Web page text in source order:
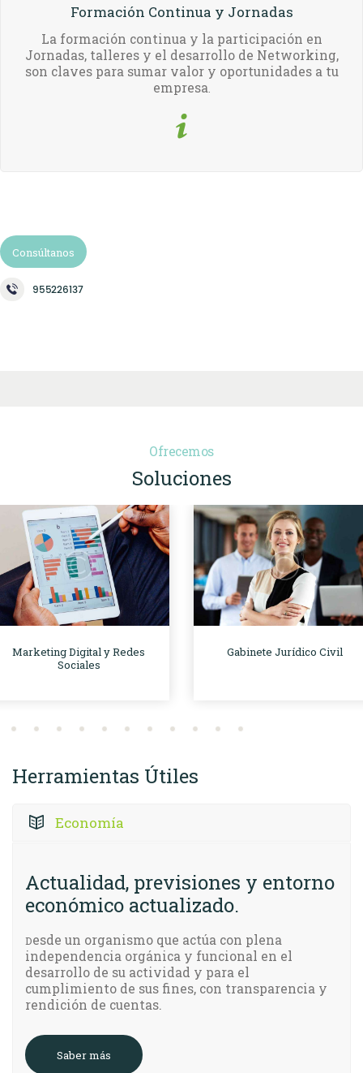
Formación Continua y Jornadas
La formación continua y la participación en
Jornadas, talleres y el desarrollo de Networking,
son claves para sumar valor y oportunidades a tu
empresa.
Consúltanos
955226137
Ofrecemos
Soluciones
Marketing Digital y Redes
Sociales
Gabinete Jurídico Civil
Herramientas Útiles
Economía
Actualidad, previsiones y entorno
económico actualizado.
Desde un organismo que actúa con plena
independencia orgánica y funcional en el
desarrollo de su actividad y para el
cumplimiento de sus fines, con transparencia y
rendición de cuentas.
Saber más